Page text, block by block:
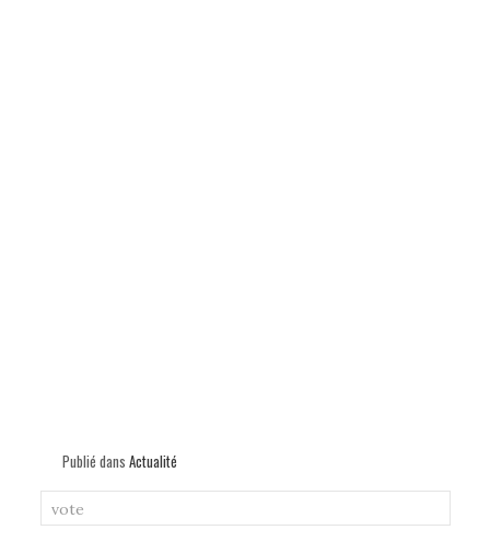
Publié dans Actualité
vote